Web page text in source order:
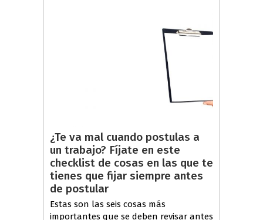
¿Te va mal cuando postulas a
un trabajo? Fíjate en este
checklist de cosas en las que te
tienes que fijar siempre antes
de postular
Estas son las seis cosas más
importantes que se deben revisar antes